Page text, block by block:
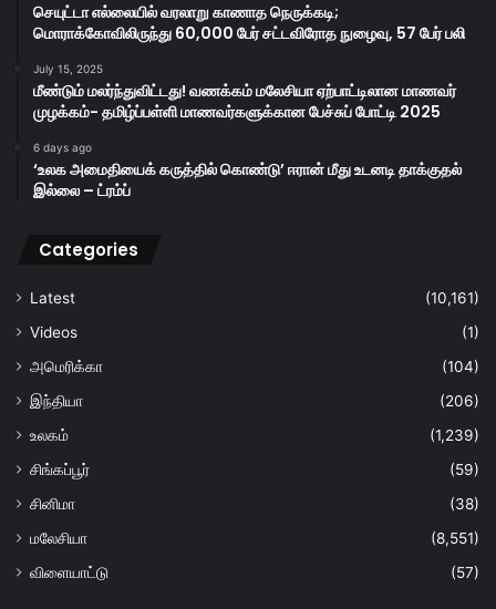
செயுட்டா எல்லையில் வரலாறு காணாத நெருக்கடி;
மொராக்கோவிலிருந்து 60,000 பேர் சட்டவிரோத நுழைவு, 57 பேர் பலி
July 15, 2025
மீண்டும் மலர்ந்துவிட்டது! வணக்கம் மலேசியா ஏற்பாட்டிலான மாணவர்
முழக்கம்- தமிழ்ப்பள்ளி மாணவர்களுக்கான பேச்சுப் போட்டி 2025
6 days ago
‘உலக அமைதியைக் கருத்தில் கொண்டு’ ஈரான் மீது உடனடி தாக்குதல்
இல்லை – ட்ரம்ப்
Categories
Latest
(10,161)
Videos
(1)
அமெரிக்கா
(104)
இந்தியா
(206)
உலகம்
(1,239)
சிங்கப்பூர்
(59)
சினிமா
(38)
மலேசியா
(8,551)
விளையாட்டு
(57)